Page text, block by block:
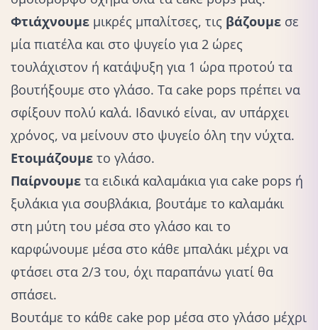
Φτιάχνουμε μικρές μπαλίτσες, τις βάζουμε σε
μία πιατέλα και στο ψυγείο για 2 ώρες
τουλάχιστον ή κατάψυξη για 1 ώρα προτού τα
βουτήξουμε στο γλάσο. Τα cake pops πρέπει να
σφίξουν πολύ καλά. Ιδανικό είναι, αν υπάρχει
χρόνος, να μείνουν στο ψυγείο όλη την νύχτα.
Ετοιμάζουμε το γλάσο.
Παίρνουμε τα ειδικά καλαμάκια για cake pops ή
ξυλάκια για σουβλάκια, βουτάμε το καλαμάκι
στη μύτη του μέσα στο γλάσο και το
καρφώνουμε μέσα στο κάθε μπαλάκι μέχρι να
φτάσει στα 2/3 του, όχι παραπάνω γιατί θα
σπάσει.
Βουτάμε το κάθε cake pop μέσα στο γλάσο μέχρι